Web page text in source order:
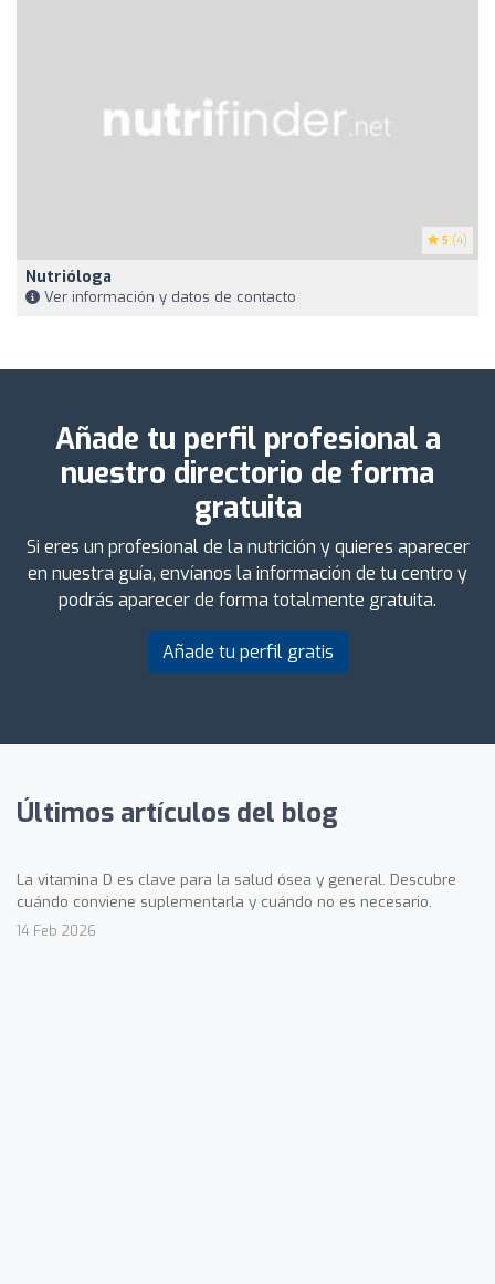
5 (4)
Nutrióloga
Ver información y datos de contacto
Añade tu perfil profesional a
nuestro directorio de forma
gratuita
Si eres un profesional de la nutrición y quieres aparecer
en nuestra guía, envíanos la información de tu centro y
podrás aparecer de forma totalmente gratuita.
Añade tu perfil gratis
Últimos artículos del blog
La vitamina D es clave para la salud ósea y general. Descubre
cuándo conviene suplementarla y cuándo no es necesario.
14 Feb 2026